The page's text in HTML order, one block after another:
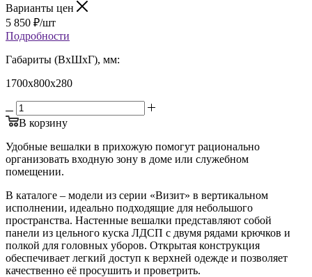
Варианты цен
5 850 ₽/шт
Подробности
Габариты (ВхШхГ), мм:
1700х800х280
В корзину
Удобные вешалки в прихожую помогут рационально
организовать входную зону в доме или служебном
помещении.
В каталоге – модели из серии «Визит» в вертикальном
исполнении, идеально подходящие для небольшого
пространства. Настенные вешалки представляют собой
панели из цельного куска ЛДСП с двумя рядами крючков и
полкой для головных уборов. Открытая конструкция
обеспечивает легкий доступ к верхней одежде и позволяет
качественно её просушить и проветрить.